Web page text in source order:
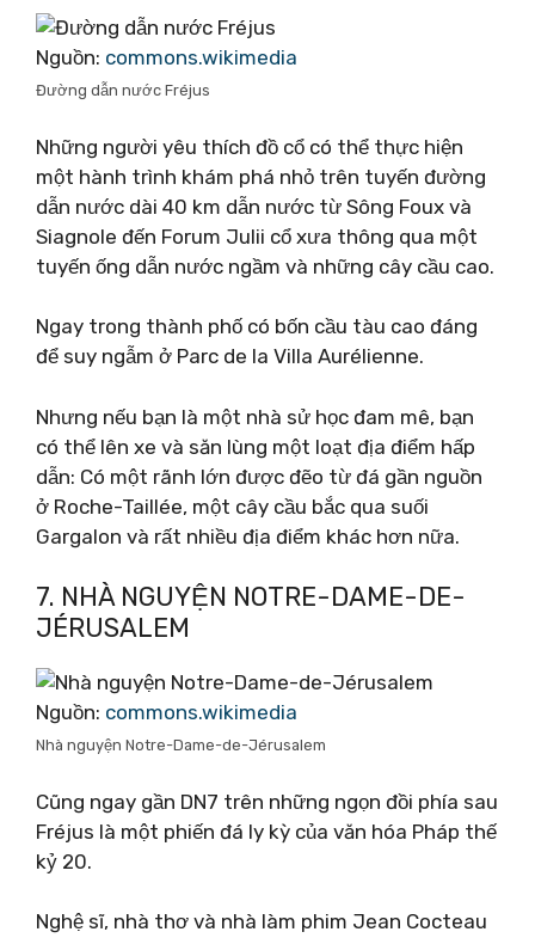
Nguồn: commons.wikimedia
Đường dẫn nước Fréjus
Những người yêu thích đồ cổ có thể thực hiện
một hành trình khám phá nhỏ trên tuyến đường
dẫn nước dài 40 km dẫn nước từ Sông Foux và
Siagnole đến Forum Julii cổ xưa thông qua một
tuyến ống dẫn nước ngầm và những cây cầu cao.
Ngay trong thành phố có bốn cầu tàu cao đáng
để suy ngẫm ở Parc de la Villa Aurélienne.
Nhưng nếu bạn là một nhà sử học đam mê, bạn
có thể lên xe và săn lùng một loạt địa điểm hấp
dẫn: Có một rãnh lớn được đẽo từ đá gần nguồn
ở Roche-Taillée, một cây cầu bắc qua suối
Gargalon và rất nhiều địa điểm khác hơn nữa.
7. NHÀ NGUYỆN NOTRE-DAME-DE-
JÉRUSALEM
Nguồn: commons.wikimedia
Nhà nguyện Notre-Dame-de-Jérusalem
Cũng ngay gần DN7 trên những ngọn đồi phía sau
Fréjus là một phiến đá ly kỳ của văn hóa Pháp thế
kỷ 20.
Nghệ sĩ, nhà thơ và nhà làm phim Jean Cocteau